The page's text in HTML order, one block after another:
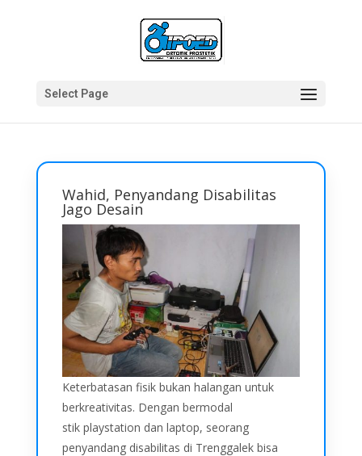
Select Page
Wahid, Penyandang Disabilitas
Jago Desain
Keterbatasan fisik bukan halangan untuk
berkreativitas. Dengan bermodal
stik playstation dan laptop, seorang
penyandang disabilitas di Trenggalek bisa